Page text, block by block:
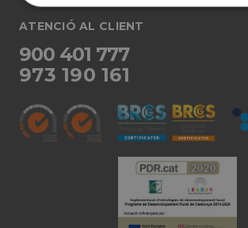
ATENCIÓ AL CLIENT
900 401 777
973 190 161
Cookies
estrictamente
necesarias
preferencias
Cookies no clasificadas